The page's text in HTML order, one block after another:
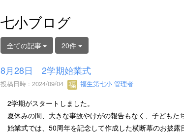
七小ブログ
全ての記事 20件
8月28日 2学期始業式
投稿日時 : 2024/09/04 福生第七小 管理者
2学期がスタートしました。
夏休みの間、大きな事故やけがの報告もなく、子どもた
始業式では、50周年を記念して作成した横断幕のお披露